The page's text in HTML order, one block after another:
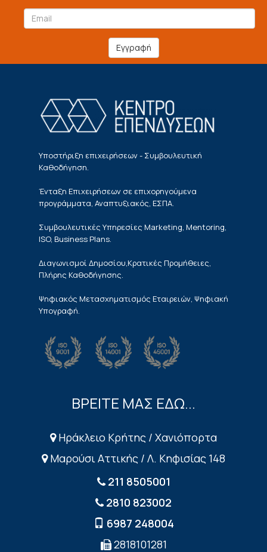
Εγγραφή
Υποστήριξη επιχειρήσεων - Συμβουλευτική
Καθοδήγηση.
Ένταξη Επιχειρήσεων σε επιχορηγούμενα
προγράμματα, Αναπτυξιακός, ΕΣΠΑ.
Συμβουλευτικές Υπηρεσίες Marketing, Mentoring,
ISO, Business Plans.
Διαγωνισμοί Δημοσίου,Κρατικές Προμήθειες,
Πλήρης Καθοδήγησης.
Ψηφιακός Μετασχηματισμός Εταιρειών, Ψηφιακή
Υπογραφή.
ΒΡΕΙΤΕ ΜΑΣ ΕΔΩ...
Ηράκλειο Κρήτης / Χανιόπορτα
Μαρούσι Αττικής / Λ. Κηφισίας 148
211 8505001
2810 823002
6987 248004
2818101281